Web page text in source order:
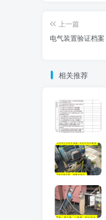
上一篇
电气装置验证档案
相关推荐